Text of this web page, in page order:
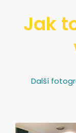
Jak
Další